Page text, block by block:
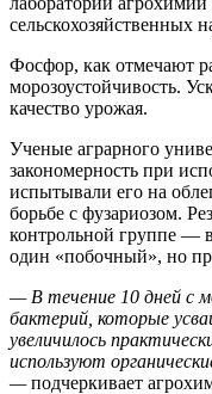
сельскохозяйственных
Фосфор, как отмечают
морозоустойчивость.
качество урожая.
Ученые аграрного
закономерность при
испытывали его на
борьбе с фузариозом.
контрольной группе —
один «побочный», но
— В течение 10 дней с
бактерий, которые
увеличилось
используют
—подчеркивает